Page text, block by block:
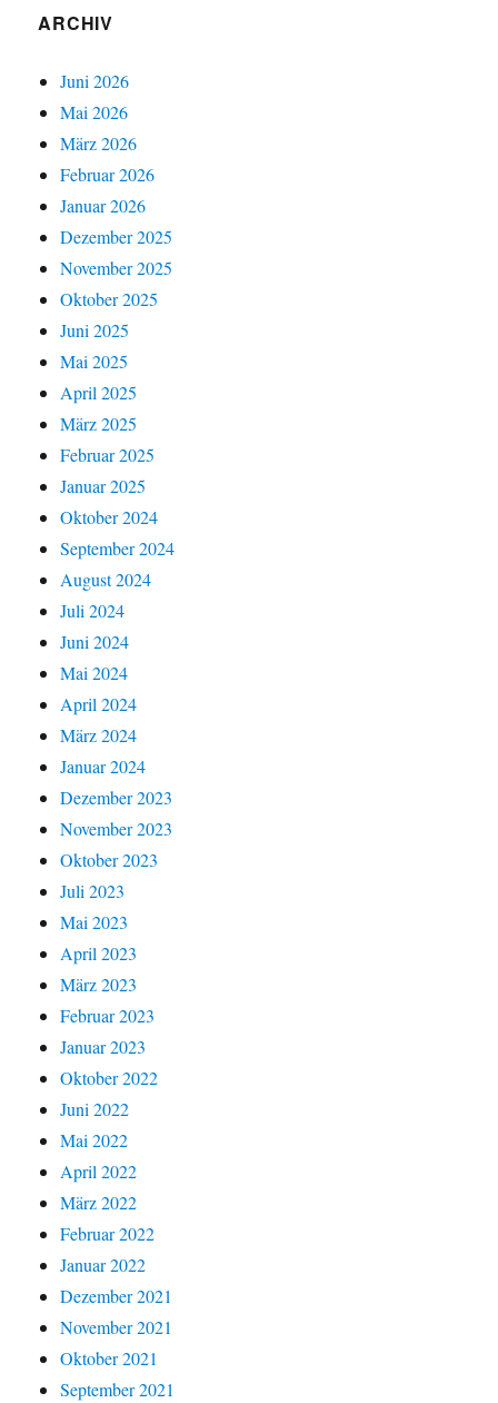
ARCHIV
Juni 2026
Mai 2026
März 2026
Februar 2026
Januar 2026
Dezember 2025
November 2025
Oktober 2025
Juni 2025
Mai 2025
April 2025
März 2025
Februar 2025
Januar 2025
Oktober 2024
September 2024
August 2024
Juli 2024
Juni 2024
Mai 2024
April 2024
März 2024
Januar 2024
Dezember 2023
November 2023
Oktober 2023
Juli 2023
Mai 2023
April 2023
März 2023
Februar 2023
Januar 2023
Oktober 2022
Juni 2022
Mai 2022
April 2022
März 2022
Februar 2022
Januar 2022
Dezember 2021
November 2021
Oktober 2021
September 2021